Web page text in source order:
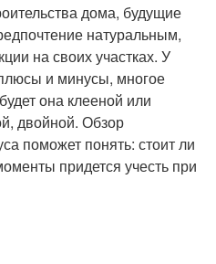
дома, будущие
натуральным,
на своих участках. У
и минусы, многое
она клееной или
двойной. Обзор
поможет понять: стоит ли
придется учесть при